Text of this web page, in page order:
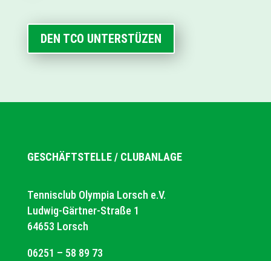
DEN TCO UNTERSTÜZEN
GESCHÄFTSTELLE / CLUBANLAGE
Tennisclub Olympia Lorsch e.V.
Ludwig-Gärtner-Straße 1
64653 Lorsch
06251 – 58 89 73